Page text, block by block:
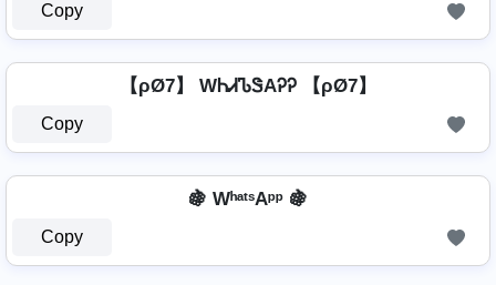
Copy
【ρØ7】 WᏂᏗᏖᏕAᎮᎮ 【ρØ7】
Copy
🍇 WʰᵃᵗˢAᵖᵖ 🍇
Copy